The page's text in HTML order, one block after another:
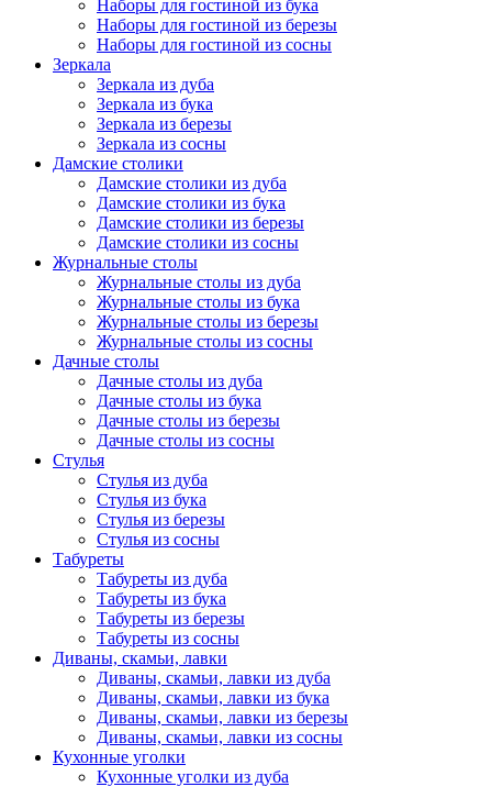
Наборы для гостиной из бука
Наборы для гостиной из березы
Наборы для гостиной из сосны
Зеркала
Зеркала из дуба
Зеркала из бука
Зеркала из березы
Зеркала из сосны
Дамские столики
Дамские столики из дуба
Дамские столики из бука
Дамские столики из березы
Дамские столики из сосны
Журнальные столы
Журнальные столы из дуба
Журнальные столы из бука
Журнальные столы из березы
Журнальные столы из сосны
Дачные столы
Дачные столы из дуба
Дачные столы из бука
Дачные столы из березы
Дачные столы из сосны
Стулья
Стулья из дуба
Стулья из бука
Стулья из березы
Стулья из сосны
Табуреты
Табуреты из дуба
Табуреты из бука
Табуреты из березы
Табуреты из сосны
Диваны, скамьи, лавки
Диваны, скамьи, лавки из дуба
Диваны, скамьи, лавки из бука
Диваны, скамьи, лавки из березы
Диваны, скамьи, лавки из сосны
Кухонные уголки
Кухонные уголки из дуба